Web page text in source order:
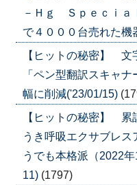
－Ｈｇ Ｓｐｅｃｉａ
で４０００台売れた機
【ヒットの秘密】 文
「ペン型翻訳スキャ
幅に削減('23/01/15)
【ヒットの秘密】 累
うき呼吸エクサブレス
うでも本格派（2022
11) (1797)